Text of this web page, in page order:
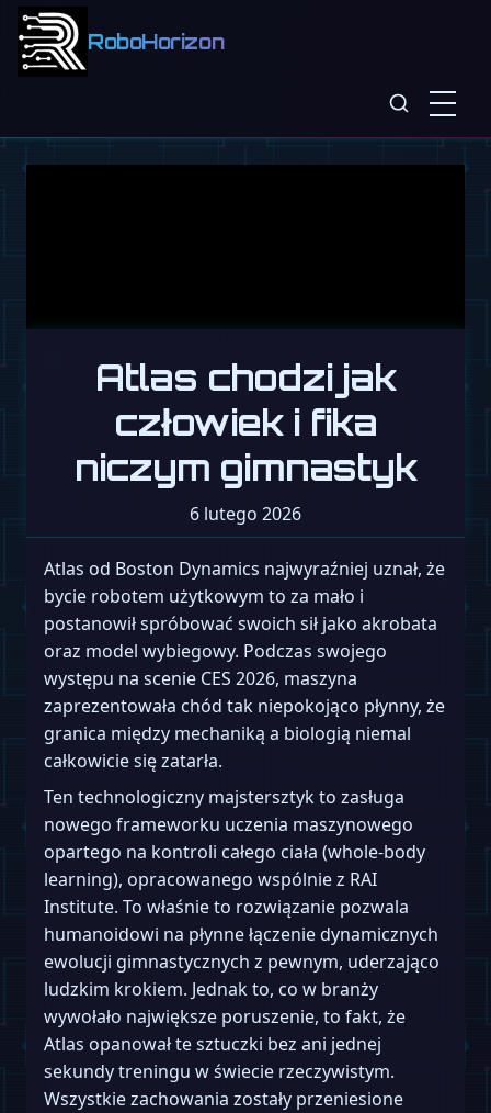
RoboHorizon
Atlas chodzi jak
człowiek i fika
niczym gimnastyk
6 lutego 2026
Atlas od Boston Dynamics najwyraźniej uznał, że
bycie robotem użytkowym to za mało i
postanowił spróbować swoich sił jako akrobata
oraz model wybiegowy. Podczas swojego
występu na scenie CES 2026, maszyna
zaprezentowała chód tak niepokojąco płynny, że
granica między mechaniką a biologią niemal
całkowicie się zatarła.
Ten technologiczny majstersztyk to zasługa
nowego frameworku uczenia maszynowego
opartego na kontroli całego ciała (whole-body
learning), opracowanego wspólnie z RAI
Institute. To właśnie to rozwiązanie pozwala
humanoidowi na płynne łączenie dynamicznych
ewolucji gimnastycznych z pewnym, uderzająco
ludzkim krokiem. Jednak to, co w branży
wywołało największe poruszenie, to fakt, że
Atlas opanował te sztuczki bez ani jednej
sekundy treningu w świecie rzeczywistym.
Wszystkie zachowania zostały przeniesione